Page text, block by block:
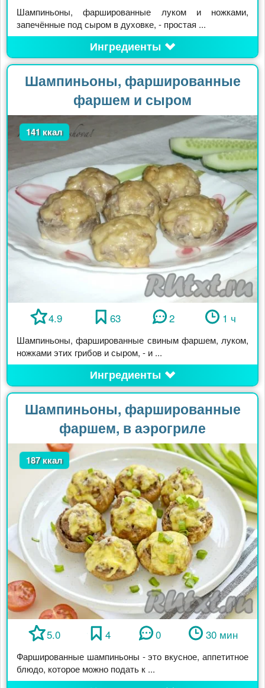
Шампиньоны, фаршированные луком и ножками,
запечённые под сыром в духовке, - простая ...
Ингредиенты
Шампиньоны, фаршированные
фаршем и сыром
141 ккал
4.9 63 2 1 ч
Шампиньоны, фаршированные свиным фаршем, луком,
ножками этих грибов и сыром, - и ...
Ингредиенты
Шампиньоны, фаршированные
фаршем, в аэрогриле
187 ккал
5.0 4 0 30 мин
Фаршированные шампиньоны - это вкусное, аппетитное
блюдо, которое можно подать к ...